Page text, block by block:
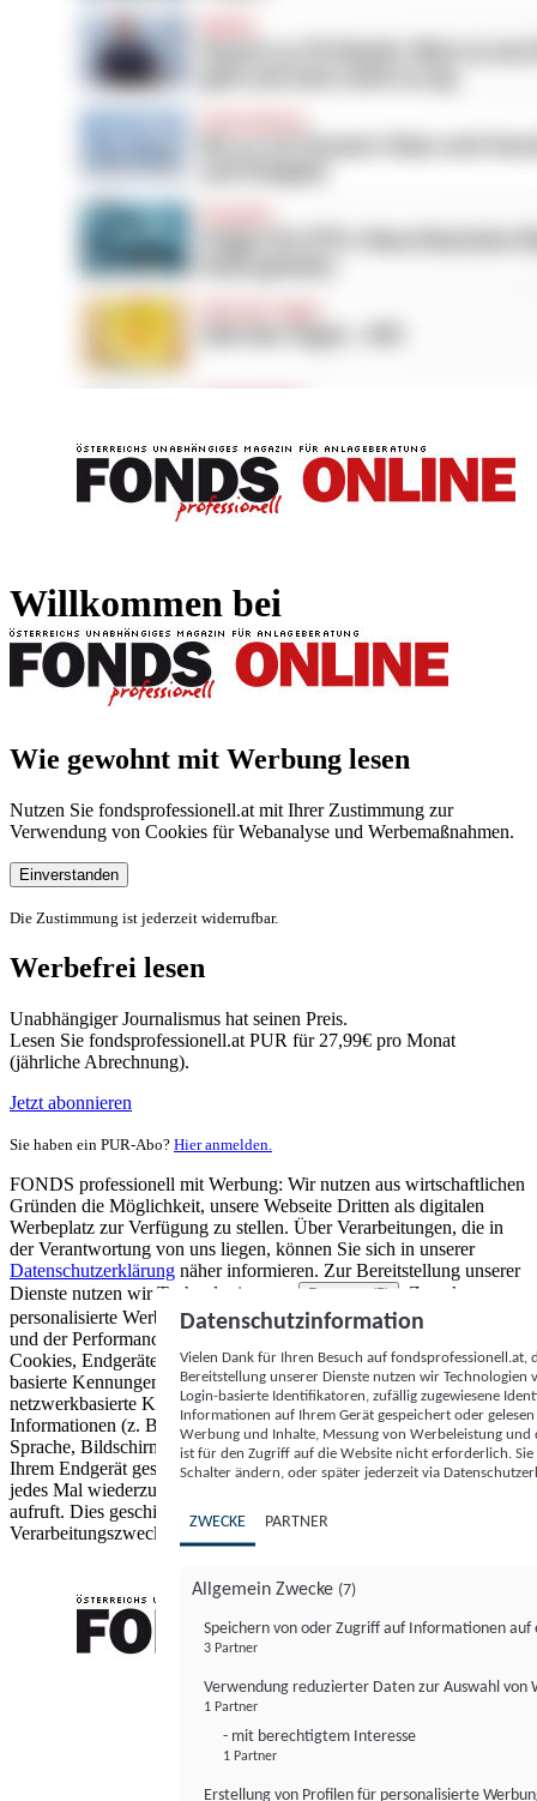
Willkommen bei
Wie gewohnt mit Werbung lesen
Nutzen Sie fondsprofessionell.at mit Ihrer Zustimmung zur
Verwendung von Cookies für Webanalyse und Werbemaßnahmen.
Einverstanden
Die Zustimmung ist jederzeit widerrufbar.
Werbefrei lesen
Unabhängiger Journalismus hat seinen Preis.
Lesen Sie fondsprofessionell.at PUR für 27,99€ pro Monat
(jährliche Abrechnung).
Jetzt abonnieren
Sie haben ein PUR-Abo? Hier anmelden.
FONDS professionell mit Werbung: Wir nutzen aus wirtschaftlichen
Gründen die Möglichkeit, unsere Webseite Dritten als digitalen
Werbeplatz zur Verfügung zu stellen. Über Verarbeitungen, die in
der Verantwortung von uns liegen, können Sie sich in unserer
Datenschutzerklärung näher informieren. Zur Bereitstellung unserer
Dienste nutzen wir Technologien von
Partnern (5)
. Zwecke:
personalisierte Werbung und Inhalte, Messung von Werbeleistung
und der Performance von Inhalten sowie Zielgruppenforschung.
Cookies, Endgeräte- oder ähnliche Online-Kennungen (z. B. login-
basierte Kennungen, zufällig generierte Kennungen,
netzwerkbasierte Kennungen) können zusammen mit anderen
Informationen (z. B. Browsertyp und Browserinformationen,
Sprache, Bildschirmgröße, unterstützte Technologien usw.) auf
Ihrem Endgerät gespeichert oder von dort ausgelesen werden, um es
jedes Mal wiederzuerkennen, wenn es eine App oder einer Webseite
aufruft. Dies geschieht für einen oder mehrere der hier aufgeführten
Verarbeitungszwecke.
Datenschutzinformation
Vielen Dank für Ihren Besuch auf
Bereitstellung unserer Dienste nutzen wir Technologien
Login-basierte Identifikatoren, zufällig zugewiesene
Informationen auf Ihrem Gerät gespeichert oder
Werbung und Inhalte, Messung von Werbeleistung
ist für den Zugriff auf die Website nicht erforderlich.
Schalter ändern, oder später jederzeit via
ZWECKE PARTNER
Allgemein Zwecke (7)
Speichern von oder Zugriff auf Informationen auf
3 Partner
Verwendung reduzierter Daten zur Auswahl von
1 Partner
- mit berechtigtem Interesse
1 Partner
Erstellung von Profilen für personalisierte
FONDS professionell